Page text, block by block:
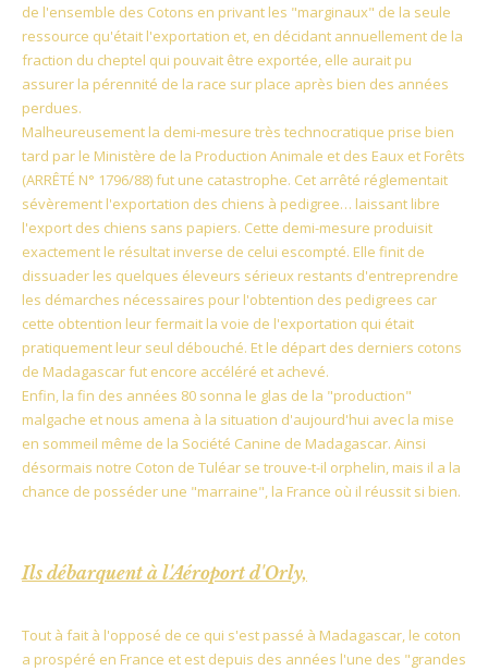
de l'ensemble des Cotons en privant les "marginaux" de la seule
ressource qu'était l'exportation et, en décidant annuellement de la
fraction du cheptel qui pouvait être exportée, elle aurait pu
assurer la pérennité de la race sur place après bien des années
perdues.
Malheureusement la demi-mesure très technocratique prise bien
tard par le Ministère de la Production Animale et des Eaux et Forêts
(ARRÊTÉ N° 1796/88) fut une catastrophe. Cet arrêté réglementait
sévèrement l'exportation des chiens à pedigree… laissant libre
l'export des chiens sans papiers. Cette demi-mesure produisit
exactement le résultat inverse de celui escompté. Elle finit de
dissuader les quelques éleveurs sérieux restants d'entreprendre
les démarches nécessaires pour l'obtention des pedigrees car
cette obtention leur fermait la voie de l'exportation qui était
pratiquement leur seul débouché. Et le départ des derniers cotons
de Madagascar fut encore accéléré et achevé.
Enfin, la fin des années 80 sonna le glas de la "production"
malgache et nous amena à la situation d'aujourd'hui avec la mise
en sommeil même de la Société Canine de Madagascar. Ainsi
désormais notre Coton de Tuléar se trouve-t-il orphelin, mais il a la
chance de posséder une "marraine", la France où il réussit si bien.
Ils débarquent à l'Aéroport d'Orly,
Tout à fait à l'opposé de ce qui s'est passé à Madagascar, le coton
a prospéré en France et est depuis des années l'une des "grandes